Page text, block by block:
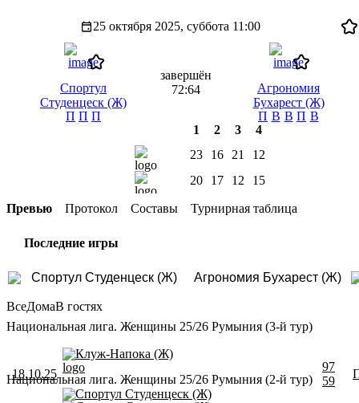
25 октября 2025, суббота 11:00
Спортул
Студенцеск (Ж)
П П П
завершён
72:64
Агрономия
Бухарест (Ж)
П В В П В
1
23
20
2
16
17
3
21
12
4
12
15
Превью Протокол Составы Турнирная таблица
Последние игры
Спортул Студенцеск (Ж) Агрономия Бухарест (Ж)
ВсеДомаВ гостях
Национальная лига. Женщины 25/26 Румыния (3-й тур)
18.10.25
Клуж-Напока (Ж)
Спортул Студенцеск (Ж)
97
59
Национальная лига. Женщины 25/26 Румыния (2-й тур)